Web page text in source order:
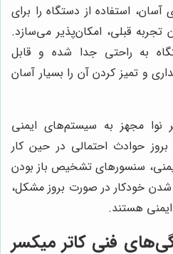
آسان، استفاده از دستگاه را برای
تجربه قبلی، امکان‌پذیر می‌سازد.
به راحتی جدا شده و قابل
و تمیز کردن آن را بسیار آسان
نوا مجهز به سیستم‌های ایمنی
حوادث احتمالی در حین کار
سنسورهای تشخیص باز بودن
خودکار در صورت بروز مشکل،
هستند.
فنی کاتر میکسر